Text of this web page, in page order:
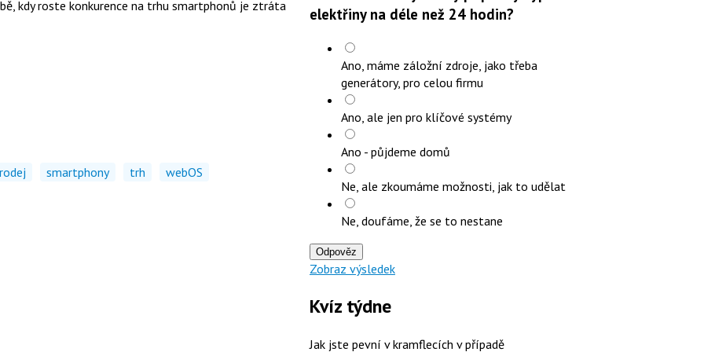
kdy roste konkurence na trhu smartphonů je ztráta
smartphony trh webOS
elektřiny na déle než 24 hodin?
Ano, máme záložní zdroje, jako třeba
generátory, pro celou firmu
Ano, ale jen pro klíčové systémy
Ano - půjdeme domů
Ne, ale zkoumáme možnosti, jak to udělat
Ne, doufáme, že se to nestane
Odpověz
Zobraz výsledek
Kvíz týdne
Jak jste pevní v kramflecích v případě